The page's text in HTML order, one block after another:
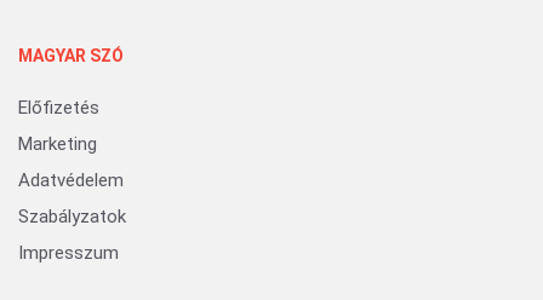
MAGYAR SZÓ
Előfizetés
Marketing
Adatvédelem
Szabályzatok
Impresszum